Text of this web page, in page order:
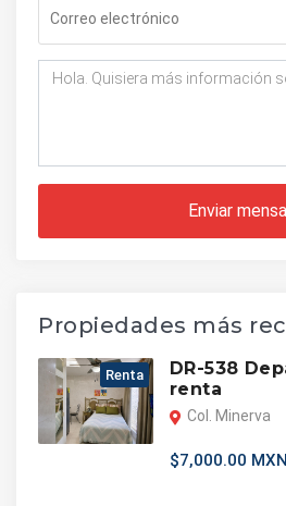
Enviar
Propiedades más
Renta
DR-538
renta
Col. Minerva
$7,000.00 MXN